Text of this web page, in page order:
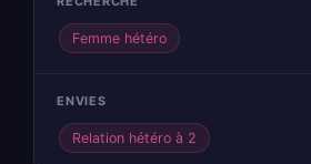
Femme hétéro
ENVIES
Relation hétéro à 2